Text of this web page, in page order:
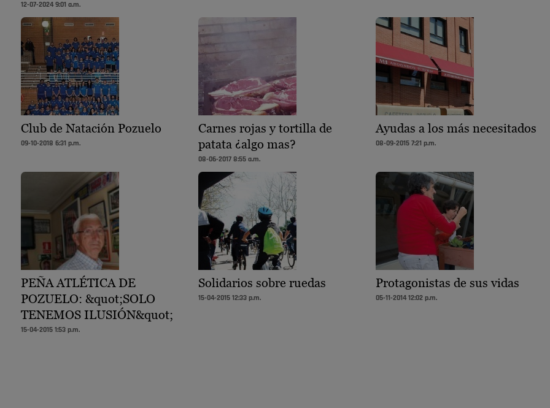
12-07-2024 9:01 a.m.
Club de Natación Pozuelo
09-10-2018 6:31 p.m.
Carnes rojas y tortilla de
patata ¿algo mas?
08-06-2017 8:55 a.m.
Ayudas a los más necesitados
08-09-2015 7:21 p.m.
PEÑA ATLÉTICA DE
POZUELO: &quot;SOLO
TENEMOS ILUSIÓN&quot;
15-04-2015 1:53 p.m.
Solidarios sobre ruedas
15-04-2015 12:33 p.m.
Protagonistas de sus vidas
05-11-2014 12:02 p.m.